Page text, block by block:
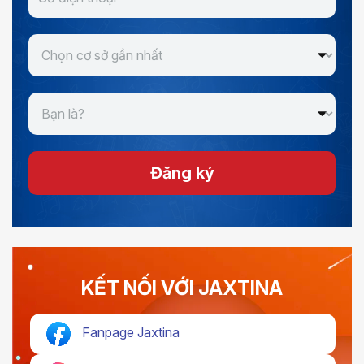
Đăng ký
KẾT NỐI VỚI JAXTINA
Fanpage Jaxtina